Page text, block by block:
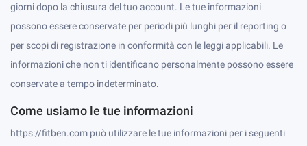
giorni dopo la chiusura del tuo account. Le tue informazioni
possono essere conservate per periodi più lunghi per il reporting o
per scopi di registrazione in conformità con le leggi applicabili. Le
informazioni che non ti identificano personalmente possono essere
conservate a tempo indeterminato.
Come usiamo le tue informazioni
https://fitben.com può utilizzare le tue informazioni per i seguenti